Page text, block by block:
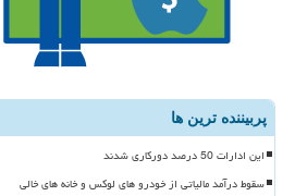
پربیننده ترین ها
این ادارات 50 درصد دورکاری شدند
سقوط درآمد مالیاتی از خودرو های لوکس و خانه های خالی